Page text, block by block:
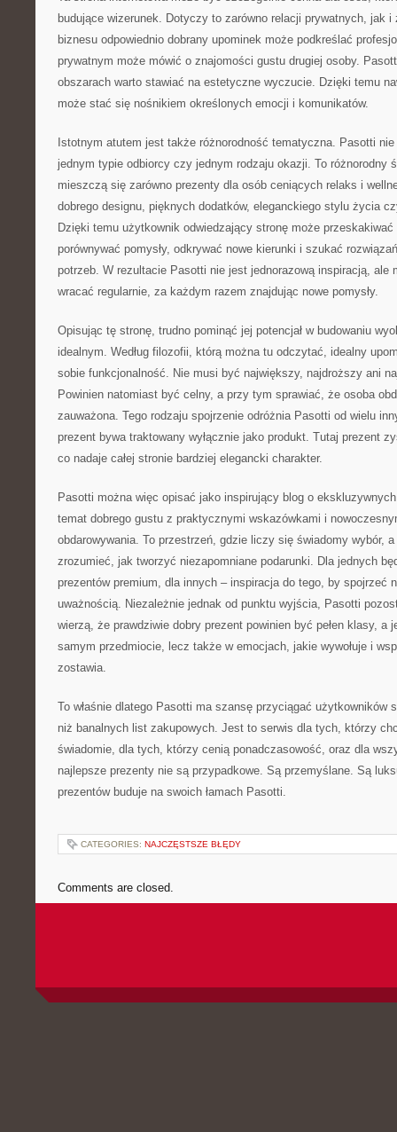
budujące wizerunek. Dotyczy to zarówno relacji prywatnych, jak i
biznesu odpowiednio dobrany upominek może podkreślać
prywatnym może mówić o znajomości gustu drugiej osoby.
obszarach warto stawiać na estetyczne wyczucie. Dzięki temu
może stać się nośnikiem określonych emocji i komunikatów.
Istotnym atutem jest także różnorodność tematyczna. Pasotti
jednym typie odbiorcy czy jednym rodzaju okazji. To różnorodny
mieszczą się zarówno prezenty dla osób ceniących relaks i
dobrego designu, pięknych dodatków, eleganckiego stylu życia
Dzięki temu użytkownik odwiedzający stronę może
porównywać pomysły, odkrywać nowe kierunki i szukać
potrzeb. W rezultacie Pasotti nie jest jednorazową inspiracją, ale
wracać regularnie, za każdym razem znajdując nowe pomysły.
Opisując tę stronę, trudno pominąć jej potencjał w budowaniu
idealnym. Według filozofii, którą można tu odczytać, idealny
sobie funkcjonalność. Nie musi być największy, najdroższy ani
Powinien natomiast być celny, a przy tym sprawiać, że osoba
zauważona. Tego rodzaju spojrzenie odróżnia Pasotti od wielu
prezent bywa traktowany wyłącznie jako produkt. Tutaj prezent
co nadaje całej stronie bardziej elegancki charakter.
Pasotti można więc opisać jako inspirujący blog o
temat dobrego gustu z praktycznymi wskazówkami i
obdarowywania. To przestrzeń, gdzie liczy się świadomy wybór,
zrozumieć, jak tworzyć niezapomniane podarunki. Dla jednych
prezentów premium, dla innych – inspiracja do tego, by spojrzeć
uważnością. Niezależnie jednak od punktu wyjścia, Pasotti
wierzą, że prawdziwie dobry prezent powinien być pełen klasy, a
samym przedmiocie, lecz także w emocjach, jakie wywołuje i
zostawia.
To właśnie dlatego Pasotti ma szansę przyciągać użytkowników
niż banalnych list zakupowych. Jest to serwis dla tych, którzy
świadomie, dla tych, którzy cenią ponadczasowość, oraz dla
najlepsze prezenty nie są przypadkowe. Są przemyślane. Są
prezentów buduje na swoich łamach Pasotti.
CATEGORIES: NAJCZĘSTSZE BŁĘDY
Comments are closed.